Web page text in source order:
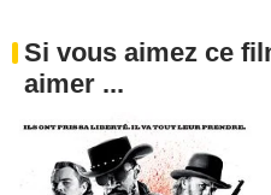
Si vous aimez ce
aimer ...